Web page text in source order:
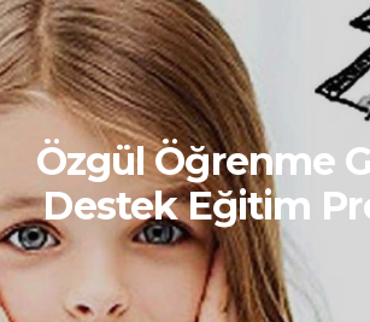
Özgül Öğrenme
Destek Eğitim